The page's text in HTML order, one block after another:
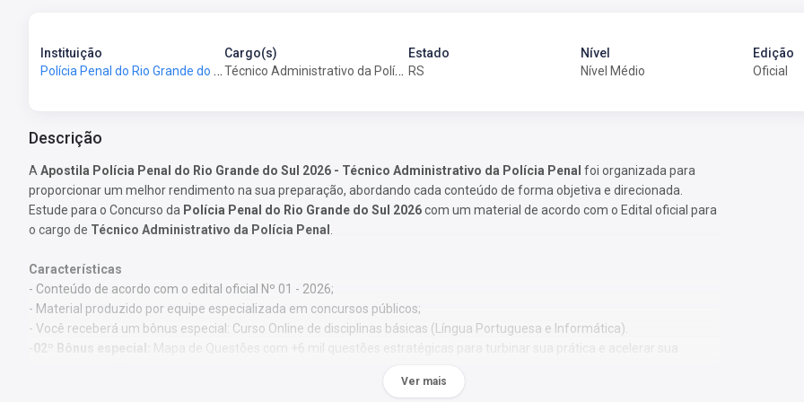
Instituição
Polícia Penal do Rio Grande do Sul - PP-RS
Cargo(s)
Técnico Administrativo da Polícia Penal
Estado
RS
Nível
Nível Médio
Edição
Oficial
Descrição
A Apostila Polícia Penal do Rio Grande do Sul 2026 - Técnico Administrativo da Polícia Penal foi organizada para
proporcionar um melhor rendimento na sua preparação, abordando cada conteúdo de forma objetiva e direcionada.
Estude para o Concurso da Polícia Penal do Rio Grande do Sul 2026com um material de acordo com o Edital oficial para
o cargo de Técnico Administrativo da Polícia Penal
Características
- Conteúdo de acordo com o edital oficial Nº 01 - 2026;
- Material produzido por equipe especializada em concursos públicos;
- Você receberá um bônus especial: Curso Online de disciplinas básicas (Língua Portuguesa e Informática).
02º Bônus especial:
Mapa de Questões com +6 mil questões estratégicas para turbinar sua prática e acelerar sua
Ver mais